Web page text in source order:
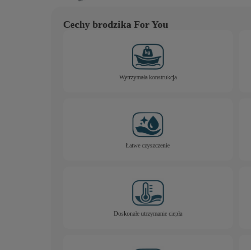
Cechy brodzika For You
Wytrzymała konstrukcja
Łatwe czyszczenie
Doskonałe utrzymanie ciepła